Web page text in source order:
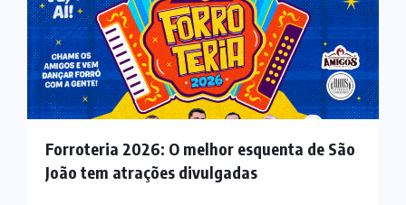
Forroteria 2026: O melhor esquenta de São
João tem atrações divulgadas